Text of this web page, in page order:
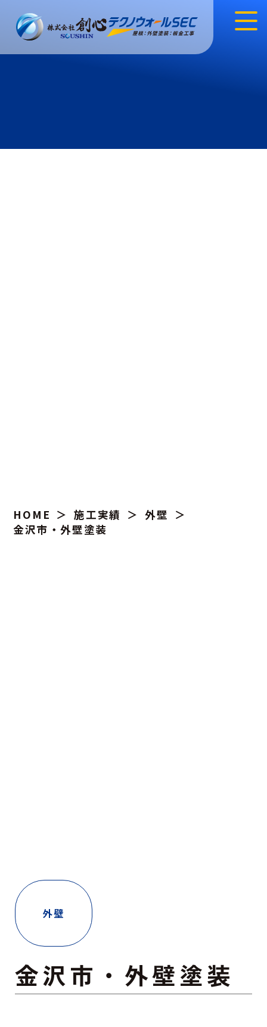
HOME 施工実績
外壁
金沢市・外壁塗装
外壁
金沢市・外壁塗装